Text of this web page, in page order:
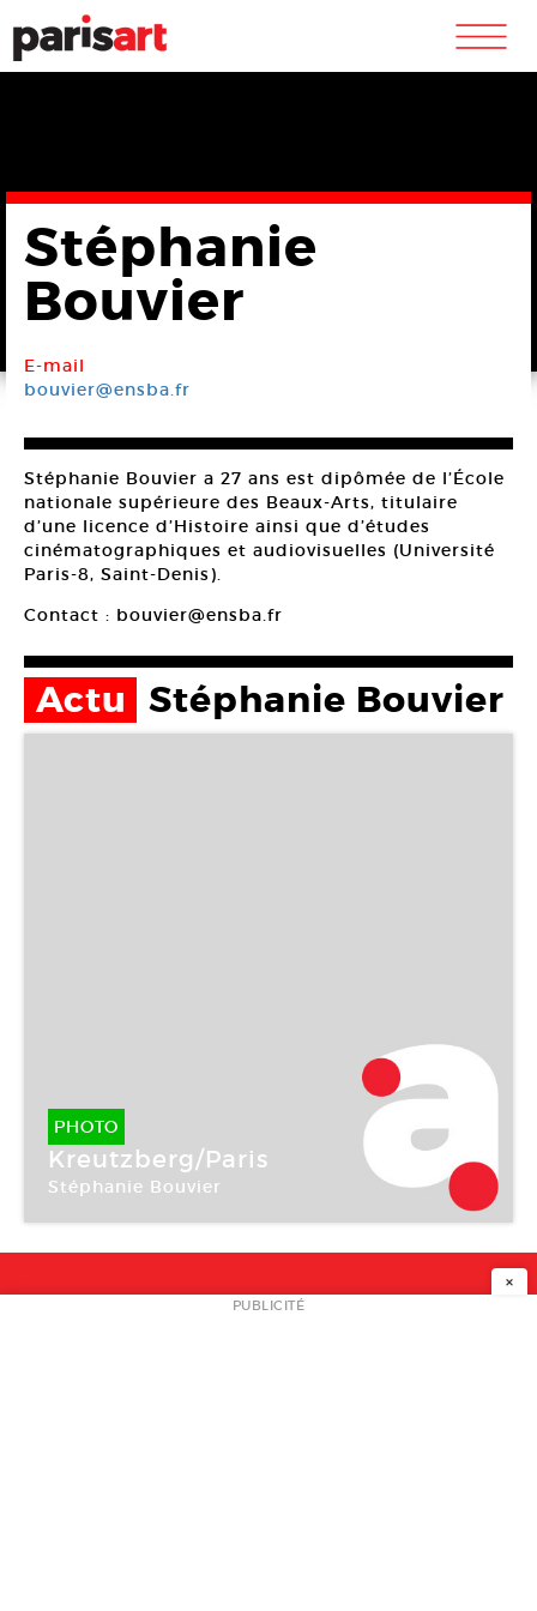
m
Stéphanie
Bouvier
E-mail
bouvier@ensba.fr
Stéphanie Bouvier a 27 ans est dipômée de l’École
nationale supérieure des Beaux-Arts, titulaire
d’une licence d’Histoire ainsi que d’études
cinématographiques et audiovisuelles (Université
Paris-8, Saint-Denis).
Contact : bouvier@ensba.fr
Actu Stéphanie Bouvier
PHOTO
Kreutzberg/Paris
Stéphanie Bouvier
NEWSLETTER
×
PUBLICITÉ